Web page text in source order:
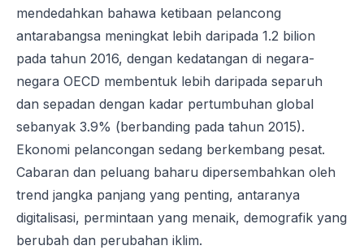
mendedahkan bahawa ketibaan pelancong
antarabangsa meningkat lebih daripada 1.2 bilion
pada tahun 2016, dengan kedatangan di negara-
negara OECD membentuk lebih daripada separuh
dan sepadan dengan kadar pertumbuhan global
sebanyak 3.9% (berbanding pada tahun 2015).
Ekonomi pelancongan sedang berkembang pesat.
Cabaran dan peluang baharu dipersembahkan oleh
trend jangka panjang yang penting, antaranya
digitalisasi, permintaan yang menaik, demografik yang
berubah dan perubahan iklim.